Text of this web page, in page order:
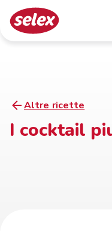
Altre ricette
I cocktail